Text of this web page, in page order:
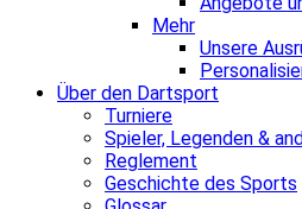
Mehr
Unsere
Über den Dartsport
Turniere
Spieler, Legenden &
Reglement
Geschichte des Sports